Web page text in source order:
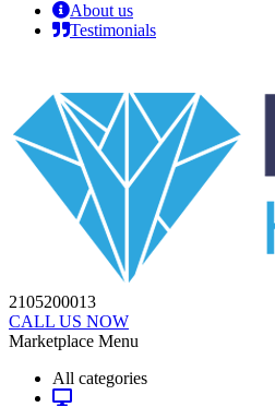
About us
Testimonials
2105200013
CALL US NOW
Marketplace Menu
All categories